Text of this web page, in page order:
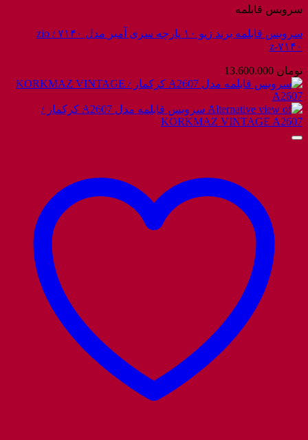
سرویس قابلمه
سرویس قابلمه برند زیو ۱۰ پارچه سری آمبر مدل ۷۱۴۰ / zio
z-۷۱۴۰
تومان